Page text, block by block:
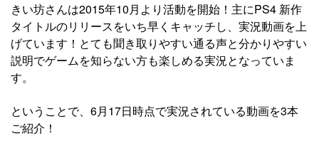
きい坊さんは2015年10月より活動を開始！主にPS4 新作
タイトルのリリースをいち早くキャッチし、実況動画を上
げています！とても聞き取りやすい通る声と分かりやすい
説明でゲームを知らない方も楽しめる実況となっていま
す。
ということで、6月17日時点で実況されている動画を3本
ご紹介！